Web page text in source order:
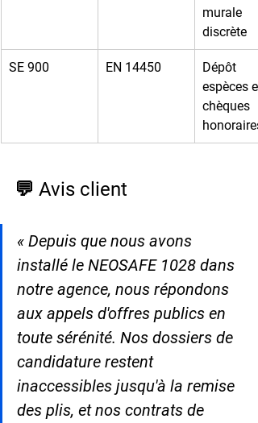
murale
discrète
SE 900 EN 14450
Dépôt
espèces et
chèques
honoraires
💬 Avis client
« Depuis que nous avons
installé le NEOSAFE 1028 dans
notre agence, nous répondons
aux appels d'offres publics en
toute sérénité. Nos dossiers de
candidature restent
inaccessibles jusqu'à la remise
des plis, et nos contrats de